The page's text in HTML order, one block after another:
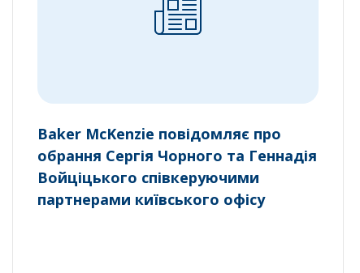
Baker McKenzie повідомляє про
обрання Сергія Чорного та Геннадія
Войціцького співкеруючими
партнерами київського офісу